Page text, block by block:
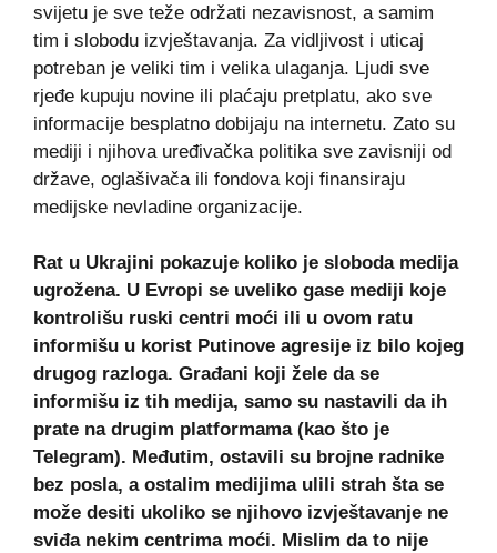
svijetu je sve teže održati nezavisnost, a samim
tim i slobodu izvještavanja. Za vidljivost i uticaj
potreban je veliki tim i velika ulaganja. Ljudi sve
rjeđe kupuju novine ili plaćaju pretplatu, ako sve
informacije besplatno dobijaju na internetu. Zato su
mediji i njihova uređivačka politika sve zavisniji od
države, oglašivača ili fondova koji finansiraju
medijske nevladine organizacije.
Rat u Ukrajini pokazuje koliko je sloboda medija
ugrožena. U Evropi se uveliko gase mediji koje
kontrolišu ruski centri moći ili u ovom ratu
informišu u korist Putinove agresije iz bilo kojeg
drugog razloga. Građani koji žele da se
informišu iz tih medija, samo su nastavili da ih
prate na drugim platformama (kao što je
Telegram). Međutim, ostavili su brojne radnike
bez posla, a ostalim medijima ulili strah šta se
može desiti ukoliko se njihovo izvještavanje ne
sviđa nekim centrima moći. Mislim da to nije